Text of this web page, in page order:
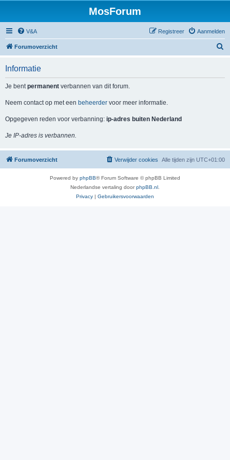
MosForum
V&A Aanmelden
Registreer
Forumoverzicht
Informatie
Je bentpermanent verbannen van dit forum.
Neem contact op met een beheerder voor meer informatie.
Opgegeven reden voor verbanning: ip-adres buiten Nederland
Je IP-adres is verbannen.
Forumoverzicht Alle tijden zijn UTC+01:00
Verwijder cookies
Powered by phpBB® Forum Software © phpBB Limited
Nederlandse vertaling doorphpBB.nl
Privacy | Gebruikersvoorwaarden